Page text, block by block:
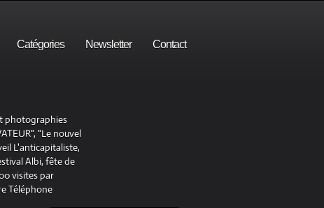
Catégories Newsletter Contact
photographies
"Le nouvel
L'anticapitaliste,
Albi, fête de
visites par
Téléphone